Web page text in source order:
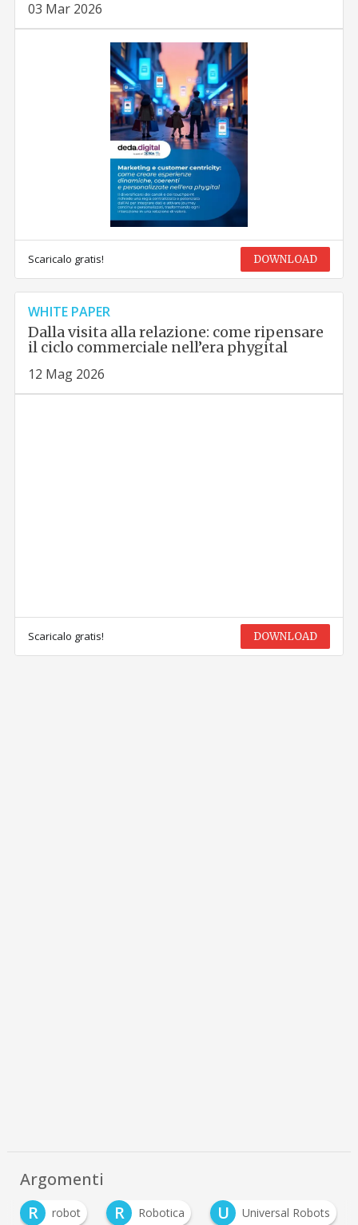
03 Mar 2026
Scaricalo gratis! DOWNLOAD
WHITE PAPER
Dalla visita alla relazione: come ripensare
il ciclo commerciale nell’era phygital
12 Mag 2026
Scaricalo gratis! DOWNLOAD
Argomenti
R
robot R Robotica U Universal Robots